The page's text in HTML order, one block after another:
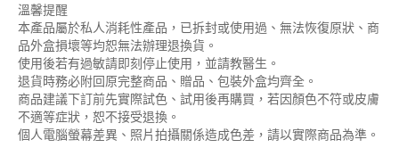
溫馨提醒
本產品屬於私人消耗性產品，已拆封或使用過、無法恢復原狀、商
品外盒損壞等均恕無法辦理退換貨。
使用後若有過敏請即刻停止使用，並請教醫生。
退貨時務必附回原完整商品、贈品、包裝外盒均齊全。
商品建議下訂前先實際試色、試用後再購買，若因顏色不符或皮膚
不適等症狀，恕不接受退換。
個人電腦螢幕差異、照片拍攝關係造成色差，請以實際商品為準。